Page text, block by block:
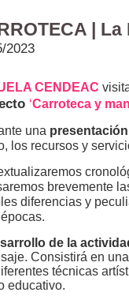
|
2023
CENDEAC
‘Carroteca y
una
los recursos y
brevemente
diferencias y
de la
Consistirá en
técnicas
educativo.